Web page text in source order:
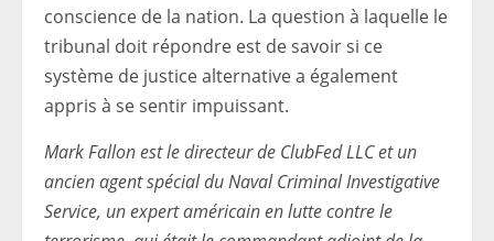
conscience de la nation. La question à laquelle le
tribunal doit répondre est de savoir si ce
système de justice alternative a également
appris à se sentir impuissant.
Mark Fallon est le directeur de ClubFed LLC et un
ancien agent spécial du Naval Criminal Investigative
Service, un expert américain en lutte contre le